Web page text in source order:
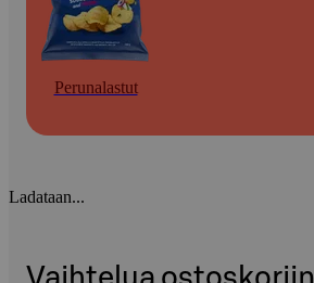
Perunalastut
Ladataan...